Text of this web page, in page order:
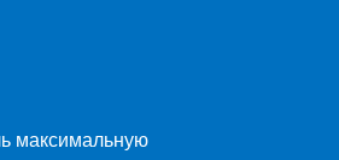
максимальную